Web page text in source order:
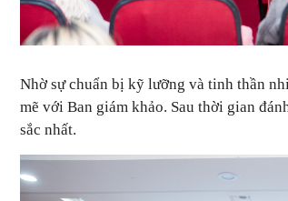
Nhờ sự chuẩn bị kỹ lưỡng và tinh thần
mẽ với Ban giám khảo. Sau thời gian
sắc nhất.